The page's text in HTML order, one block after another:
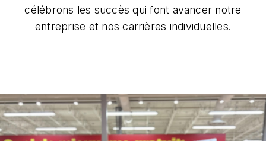
célébrons les succès qui font avancer notre
entreprise et nos carrières individuelles.